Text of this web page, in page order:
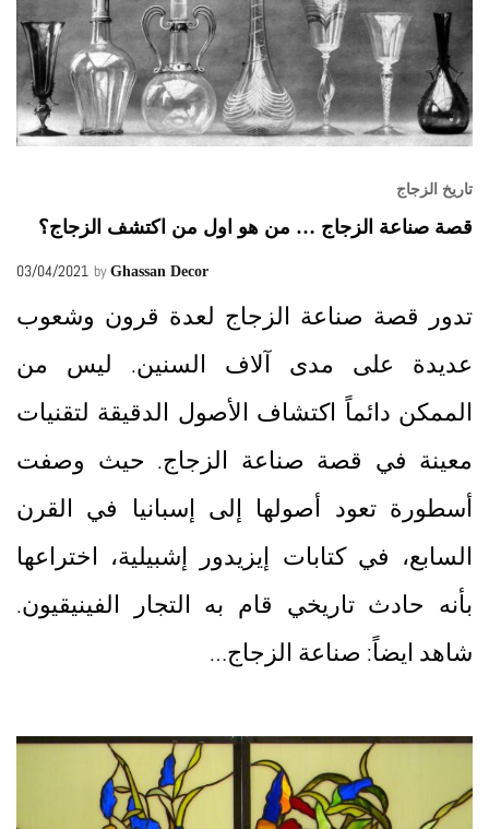
تاريخ الزجاج
قصة صناعة الزجاج … من هو اول من اكتشف الزجاج؟
03/04/2021 by Ghassan Decor
تدور قصة صناعة الزجاج لعدة قرون وشعوب
عديدة على مدى آلاف السنين. ليس من
الممكن دائماً اكتشاف الأصول الدقيقة لتقنيات
معينة في قصة صناعة الزجاج. حيث وصفت
أسطورة تعود أصولها إلى إسبانيا في القرن
السابع، في كتابات إيزيدور إشبيلية، اختراعها
بأنه حادث تاريخي قام به التجار الفينيقيون.
شاهد ايضاً: صناعة الزجاج…